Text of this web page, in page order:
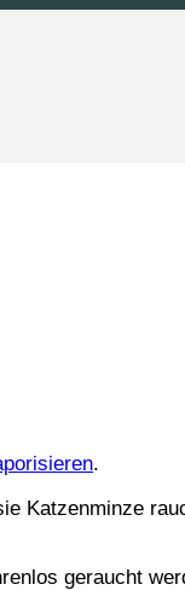
.
Katzenminze
geraucht